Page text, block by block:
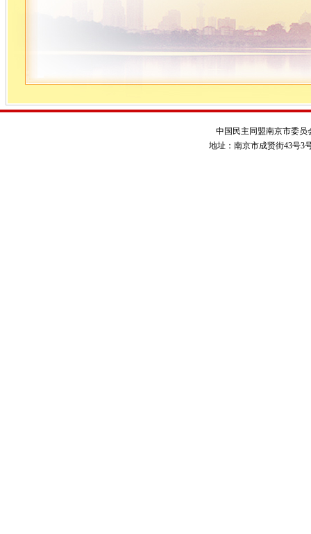
中国民主同盟南京市委员
地址：南京市成贤街43号3